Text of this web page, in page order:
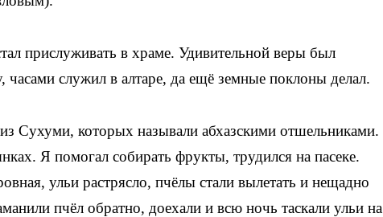
прислуживать в храме. Удивительной веры был
часами служил в алтаре, да ещё земные поклоны делал.
Сухуми, которых называли абхазскими отшельниками.
Я помогал собирать фрукты, трудился на пасеке.
ульи растрясло, пчёлы стали вылетать и нещадно
пчёл обратно, доехали и всю ночь таскали ульи на